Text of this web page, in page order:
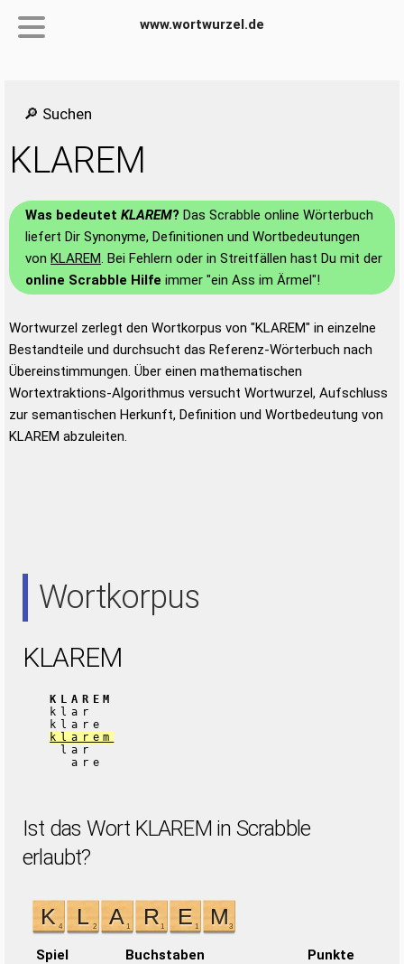
www.wortwurzel.de
🔎 Suchen
KLAREM
Was bedeutet KLAREM? Das Scrabble online Wörterbuch
liefert Dir Synonyme, Definitionen und Wortbedeutungen
von KLAREM. Bei Fehlern oder in Streitfällen hast Du mit der
online Scrabble Hilfe immer "ein Ass im Ärmel"!
Wortwurzel zerlegt den Wortkorpus von "KLAREM" in einzelne
Bestandteile und durchsucht das Referenz-Wörterbuch nach
Übereinstimmungen. Über einen mathematischen
Wortextraktions-Algorithmus versucht Wortwurzel, Aufschluss
zur semantischen Herkunft, Definition und Wortbedeutung von
KLAREM abzuleiten.
Wortkorpus
KLAREM
KLAREM
klar
klare
klarem
lar
are
Ist das Wort KLAREM in Scrabble
erlaubt?
Spiel Buchstaben Punkte